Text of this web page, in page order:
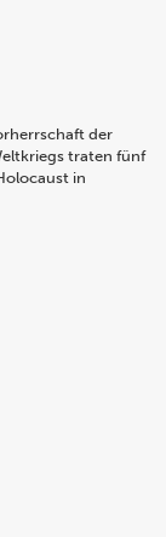
der
traten fünf
in